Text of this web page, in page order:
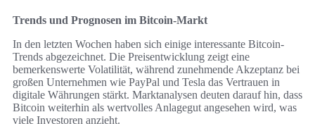
Trends und Prognosen im Bitcoin-Markt
In den letzten Wochen haben sich einige interessante Bitcoin-
Trends abgezeichnet. Die Preisentwicklung zeigt eine
bemerkenswerte Volatilität, während zunehmende Akzeptanz bei
großen Unternehmen wie PayPal und Tesla das Vertrauen in
digitale Währungen stärkt. Marktanalysen deuten darauf hin, dass
Bitcoin weiterhin als wertvolles Anlagegut angesehen wird, was
viele Investoren anzieht.